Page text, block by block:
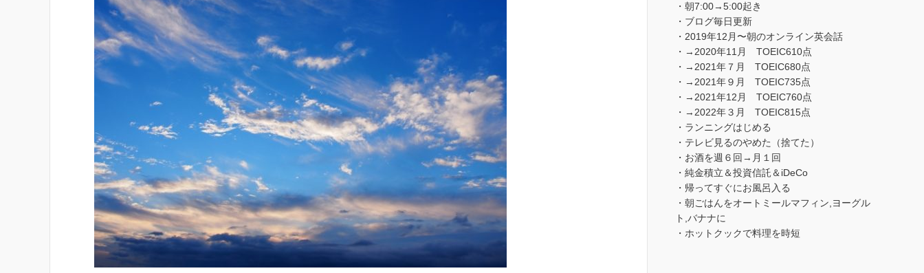
・朝7:00→5:00起き
・ブログ毎日更新
・2019年12月〜朝のオンライン英会話
・→2020年11月 TOEIC610点
・→2021年７月 TOEIC680点
・→2021年９月 TOEIC735点
・→2021年12月 TOEIC760点
・→2022年３月 TOEIC815点
・ランニングはじめる
・テレビ見るのやめた（捨てた）
・お酒を週６回→月１回
・純金積立＆投資信託＆iDeCo
・帰ってすぐにお風呂入る
・朝ごはんをオートミールマフィン,ヨーグル
ト,バナナに
・ホットクックで料理を時短